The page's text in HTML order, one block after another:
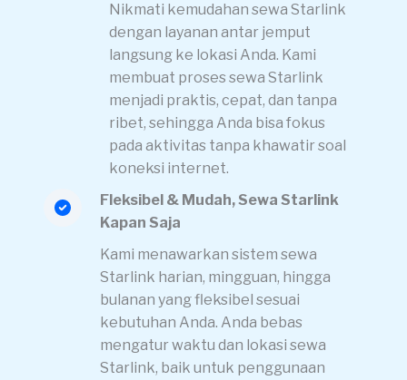
Nikmati kemudahan sewa Starlink
dengan layanan antar jemput
langsung ke lokasi Anda. Kami
membuat proses sewa Starlink
menjadi praktis, cepat, dan tanpa
ribet, sehingga Anda bisa fokus
pada aktivitas tanpa khawatir soal
koneksi internet.
Fleksibel & Mudah, Sewa Starlink
Kapan Saja
Kami menawarkan sistem sewa
Starlink harian, mingguan, hingga
bulanan yang fleksibel sesuai
kebutuhan Anda. Anda bebas
mengatur waktu dan lokasi sewa
Starlink, baik untuk penggunaan